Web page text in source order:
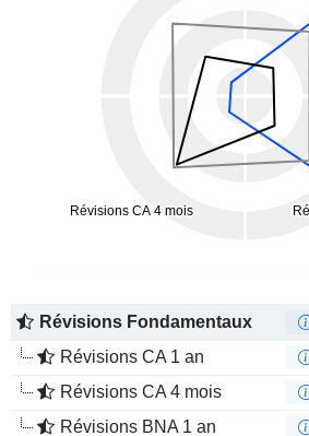
Révisions Fondamentaux
Révisions CA 1 an
Révisions CA 4 mois
Révisions BNA 1 an